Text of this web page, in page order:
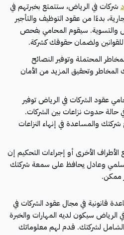
شركات في الرياض، ستتمتع بخبرتهم في
بدءًا من عقود التوظيف والتأجير
والتسوية. سيقوم المحامي بفحص
للقوانين ولضمان حقوقك كشركة.
المحتملة وتوفير النصائح
المخاطر وتحقيق المزيد من الأمان
عقود الشركات في الرياض توفير
حالة حدوث نزاعات بين الشركات.
والمساعدة في إنهاء النزاعات
الأخرى أو إجراءات التحكيم إن
سلمي وعادل يحافظ على سمعة شركتك
ممكن.
قانونية في مجال عقود الشركات في
سيكون لديه المهارات والخبرة
الشامل لشركتك. قدم لهم معلوماتك